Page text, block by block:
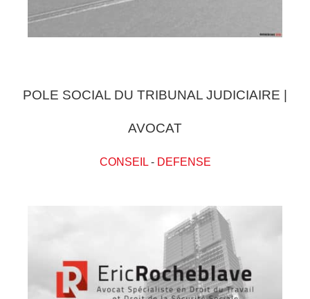
POLE SOCIAL DU TRIBUNAL JUDICIAIRE |
AVOCAT
CONSEIL- DEFENSE